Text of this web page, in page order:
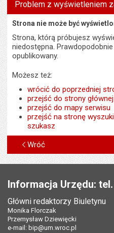
Problem z wyświetleniem
Strona nie może być
Strona, którą próbujesz
niedostępna.
opublikowany.
Możesz też:
wrócić do poprzedniej
przejść do strony
przejść do mapy serwisu
przejść na stronę
szukasz
Wróć
Informacja Urzędu:
Główni redaktorzy Biuletynu
Monika Florczak
Przemysław Dziewięcki
e-mail: bip@um.wroc.pl